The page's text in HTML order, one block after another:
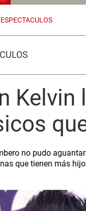
ESPECTACULOS
Kelvin
no pudo
que tienen más